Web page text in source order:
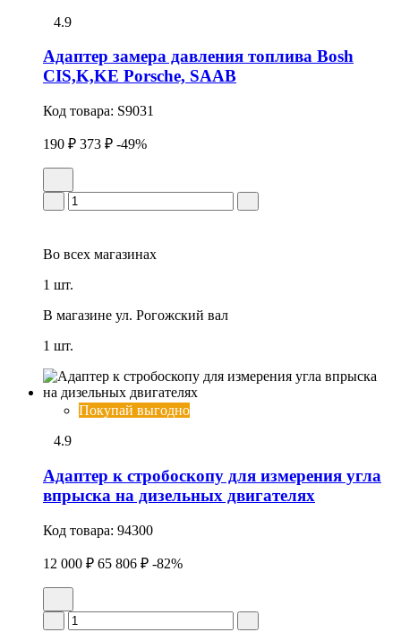
4.9
Адаптер замера давления топлива Bosh
CIS,K,KE Porsche, SAAB
Код товара: S9031
190 ₽ 373 ₽ -49%
Во всех магазинах
1 шт.
В магазине ул. Рогожский вал
1 шт.
Покупай выгодно
4.9
Адаптер к стробоскопу для измерения угла
впрыска на дизельных двигателях
Код товара: 94300
12 000 ₽ 65 806 ₽ -82%